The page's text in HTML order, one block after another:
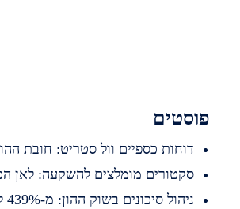
כספיים וול סטריט: חובת ההוכחה
מומלצים להשקעה: לאן הכסף זורם
סיכונים בשוק ההון: מ-439% לקריסה